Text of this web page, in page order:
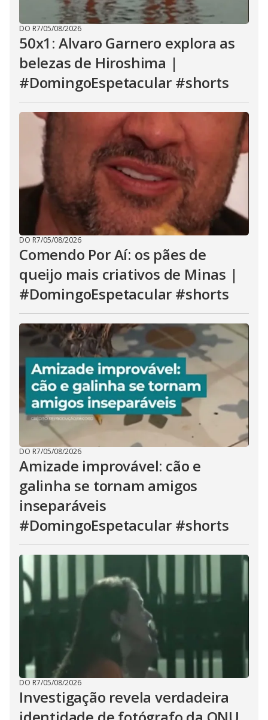
DO R7/05/08/2026
50x1: Alvaro Garnero explora as
belezas de Hiroshima |
#DomingoEspetacular #shorts
DO R7/05/08/2026
Comendo Por Aí: os pães de
queijo mais criativos de Minas |
#DomingoEspetacular #shorts
DO R7/05/08/2026
Amizade improvável: cão e
galinha se tornam amigos
inseparáveis
#DomingoEspetacular #shorts
DO R7/05/08/2026
Investigação revela verdadeira